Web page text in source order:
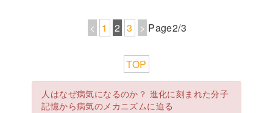
< 1 2 3 > Page2/3
TOP
人はなぜ病気になるのか？ 進化に刻まれた分子
記憶から病気のメカニズムに迫る